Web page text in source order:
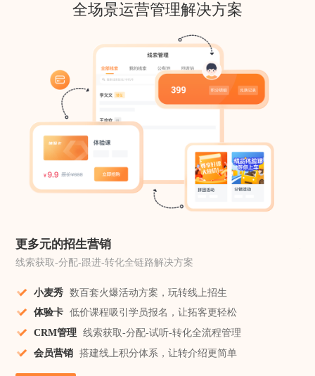
全场景运营管理解决方案
更多元的招生营销
线索获取-分配-跟进-转化全链路解决方案
小麦秀 数百套火爆活动方案，玩转线上招生
体验卡 低价课程吸引学员报名，让拓客更轻松
CRM管理 线索获取-分配-试听-转化全流程管理
会员营销 搭建线上积分体系，让转介绍更简单